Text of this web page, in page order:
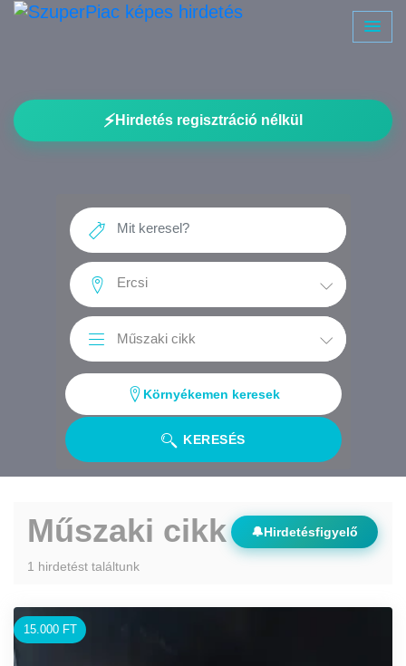
⚡Hirdetés regisztráció nélkül
KERESÉS
Környékemen keresek
Műszaki cikk
1 hirdetést találtunk
🔔Hirdetésfigyelő
15.000 FT